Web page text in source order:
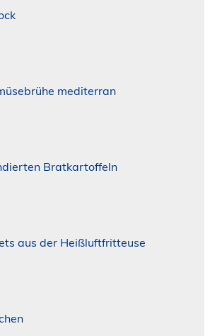
mediterran
Bratkartoffeln
aus der Heißluftfritteuse